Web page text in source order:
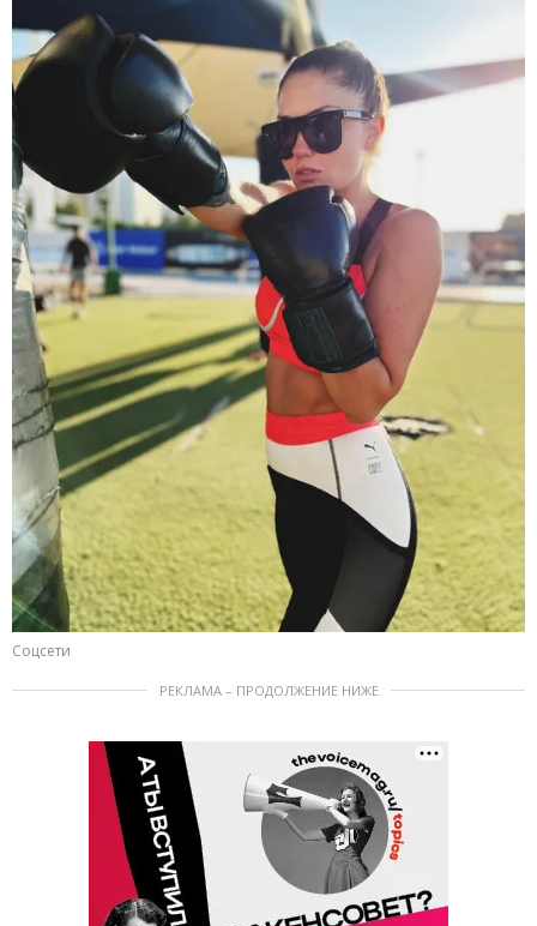
Соцсети
РЕКЛАМА – ПРОДОЛЖЕНИЕ НИЖЕ